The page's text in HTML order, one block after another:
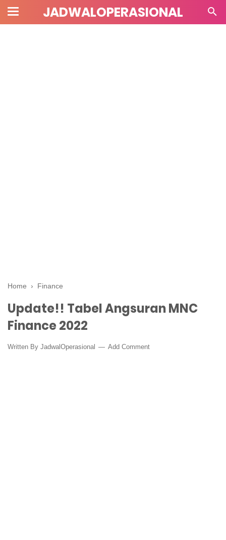
JADWALOPERASIONAL
Home › Finance
Update!! Tabel Angsuran MNC
Finance 2022
Written By JadwalOperasional Add Comment